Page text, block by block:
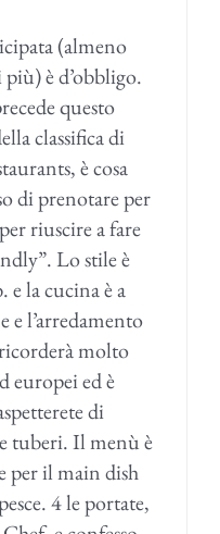
(almeno
è d’obbligo.
questo
classifica di
è cosa
di prenotare per
riuscire a fare
Lo stile è
la cucina è a
e l’arredamento
molto
europei ed è
di
tuberi. Il menù è
per il main dish
4 le portate,